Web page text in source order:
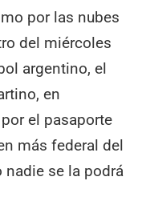
por las nubes
del miércoles
argentino, el
en
el pasaporte
más federal del
nadie se la podrá